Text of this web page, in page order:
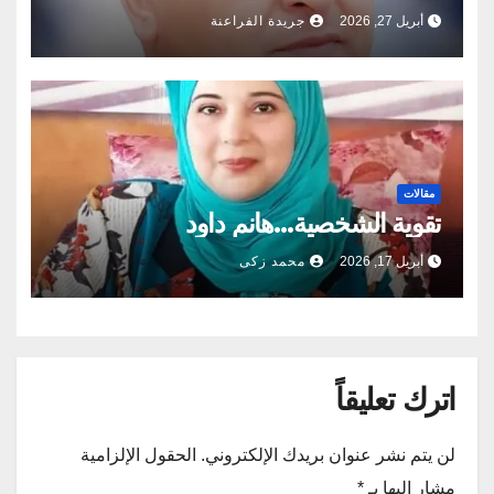
أبريل 27, 2026 جريدة الفراعنة
مقالات
تقوية الشخصية…هانم داود
أبريل 17, 2026 محمد زكى
اترك تعليقاً
لن يتم نشر عنوان بريدك الإلكتروني. الحقول الإلزامية
مشار إليها بـ *